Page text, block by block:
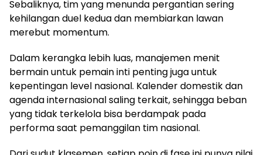
Sebaliknya, tim yang menunda pergantian sering
kehilangan duel kedua dan membiarkan lawan
merebut momentum.
Dalam kerangka lebih luas, manajemen menit
bermain untuk pemain inti penting juga untuk
kepentingan level nasional. Kalender domestik dan
agenda internasional saling terkait, sehingga beban
yang tidak terkelola bisa berdampak pada
performa saat pemanggilan tim nasional.